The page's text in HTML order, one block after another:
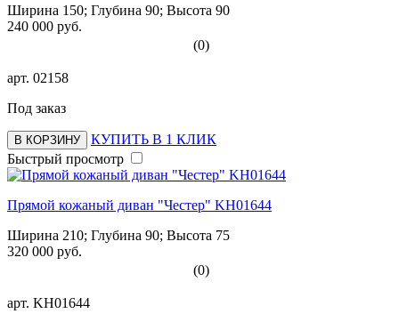
Ширина 150; Глубина 90; Высота 90
240 000 руб.
(0)
арт. 02158
Под заказ
В КОРЗИНУ
КУПИТЬ В 1 КЛИК
Быстрый просмотр
Прямой кожаный диван "Честер" KH01644
Ширина 210; Глубина 90; Высота 75
320 000 руб.
(0)
арт. KH01644